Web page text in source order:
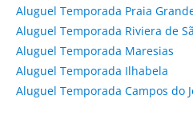
Aluguel Temporada Praia
Aluguel Temporada Riviera de
Aluguel Temporada Maresias
Aluguel Temporada Ilhabela
Aluguel Temporada Campos do